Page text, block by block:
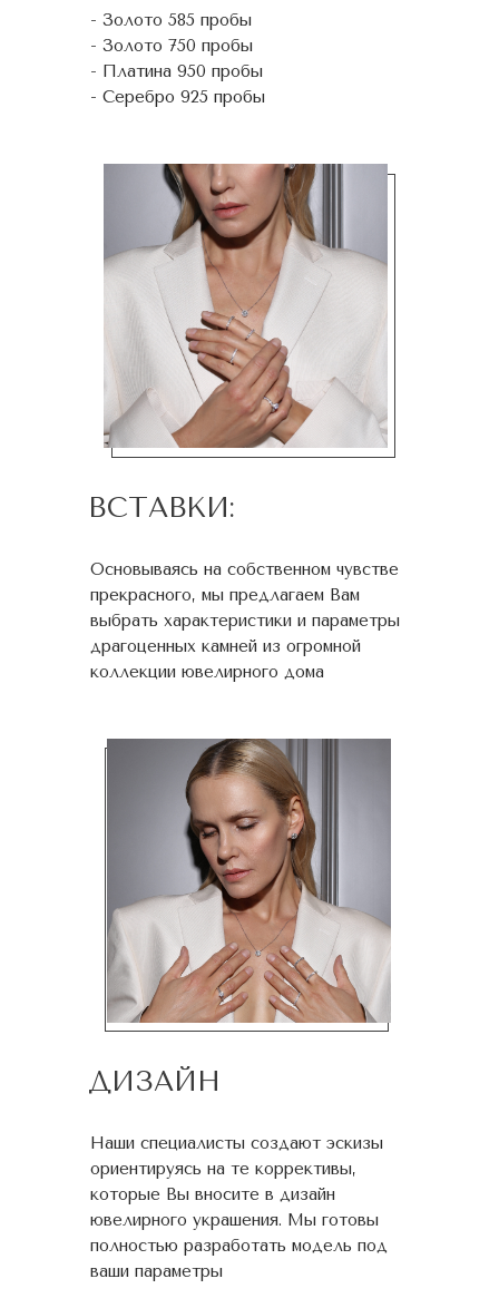
- Золото 585 пробы
- Золото 750 пробы
- Платина 950 пробы
- Серебро 925 пробы
ВСТАВКИ:
Основываясь на собственном чувстве
прекрасного, мы предлагаем Вам
выбрать характеристики и параметры
драгоценных камней из огромной
коллекции ювелирного дома
ДИЗАЙН
Наши специалисты создают эскизы
ориентируясь на те коррективы,
которые Вы вносите в дизайн
ювелирного украшения. Мы готовы
полностью разработать модель под
ваши параметры